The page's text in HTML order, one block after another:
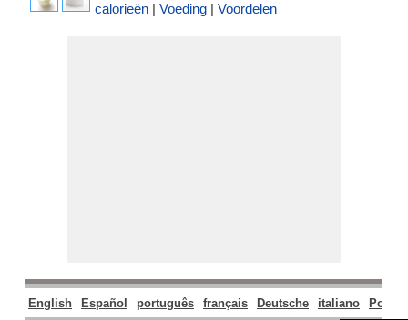
calorieën | Voeding | Voordelen
English Español português français Deutsche italiano